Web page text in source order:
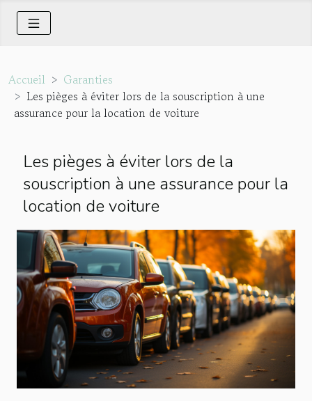
Accueil
Garanties
Les pièges à éviter lors de la souscription à une
assurance pour la location de voiture
Les pièges à éviter lors de la
souscription à une assurance pour la
location de voiture